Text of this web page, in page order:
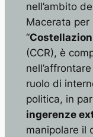
nell’ambito
Macerata
“
(CCR), è
ruolo di
politica, in
ingerenze
manipolare il